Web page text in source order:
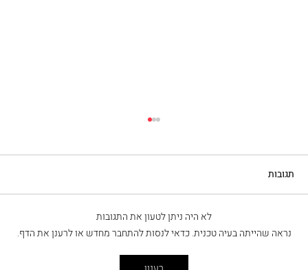
כבד בקר בסגנון ונציאני
תגובות
לא היה ניתן לטעון את התגובות
נראה שהייתה בעיה טכנית. כדאי לנסות להתחבר מחדש או לרענן את הדף.